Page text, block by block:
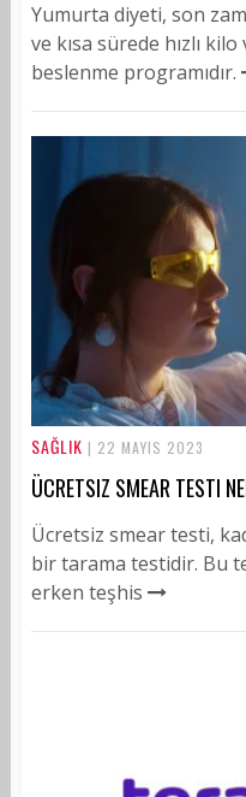
Yumurta diyeti, son
ve kısa sürede hızlı
beslenme programıdır.
SAĞLIK | 22 MAYIS 2023
ÜCRETSIZ SMEAR TESTI
Ücretsiz smear testi,
bir tarama testidir. Bu
erken teşhis